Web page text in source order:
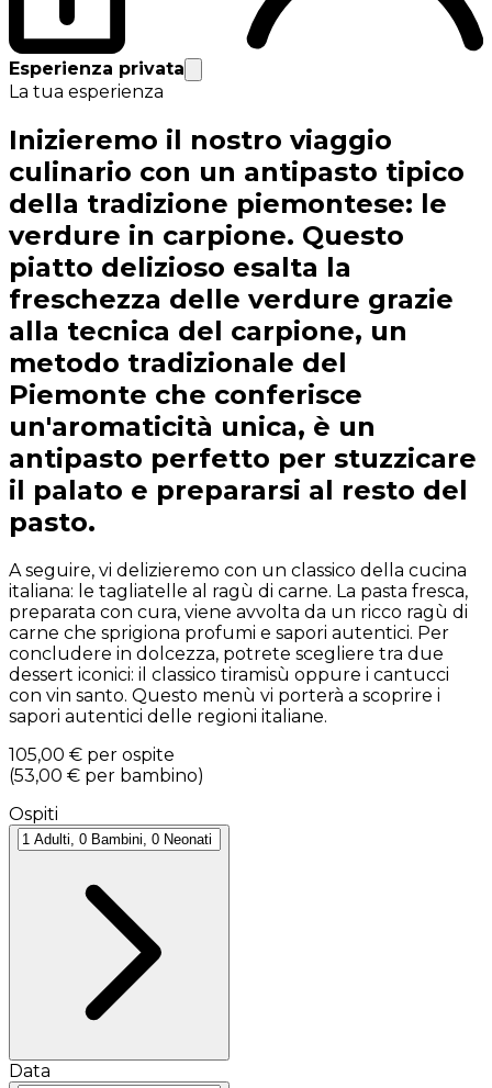
Esperienza privata
La tua esperienza
Inizieremo il nostro viaggio
culinario con un antipasto tipico
della tradizione piemontese: le
verdure in carpione. Questo
piatto delizioso esalta la
freschezza delle verdure grazie
alla tecnica del carpione, un
metodo tradizionale del
Piemonte che conferisce
un'aromaticità unica, è un
antipasto perfetto per stuzzicare
il palato e prepararsi al resto del
pasto.
A seguire, vi delizieremo con un classico della cucina
italiana: le tagliatelle al ragù di carne. La pasta fresca,
preparata con cura, viene avvolta da un ricco ragù di
carne che sprigiona profumi e sapori autentici. Per
concludere in dolcezza, potrete scegliere tra due
dessert iconici: il classico tiramisù oppure i cantucci
con vin santo. Questo menù vi porterà a scoprire i
sapori autentici delle regioni italiane.
105,00 € per ospite
(53,00 € per bambino)
Ospiti
Data